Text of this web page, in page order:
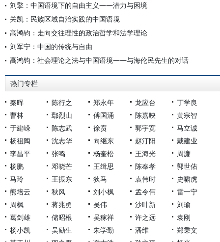
刘擎：中国语境下的自由主义——潜力与困境
关凯：民族区域自治实践的中国语境
高鸿钧：走向交往理性的政治哲学和法学理论
刘军宁：中国的传统与自由
高鸿钧：社会理论之法与中国语境——与海伦民先生的对话
热门专栏
秦晖 陈行之 郑永年 龙应台
丁学良
曹林
鄢烈山 傅国涌 陈嘉映
黄宗智
于建嵘
陈志武 徐贲 郭宇宽
马立诚
杨祖陶
沈志华 向继东 赵汀阳
戴建业
李昌平
张鸣 杨奎松 王海光
周濂
杨鹏
邓晓芒 王缉思 陈奉孝
郭世佑
马玲
王振东 狄马 袁伟时
史啸虎
熊培云
秋风 刘小枫 孟令伟
雷一宁
周枫
蒋兆勇 吴伟 沙叶新
刘瑜
葛剑雄
储昭根 吴稼祥 许之远
袁刚
杨小凯
吴励生 朱学勤 潘维
郑秉文